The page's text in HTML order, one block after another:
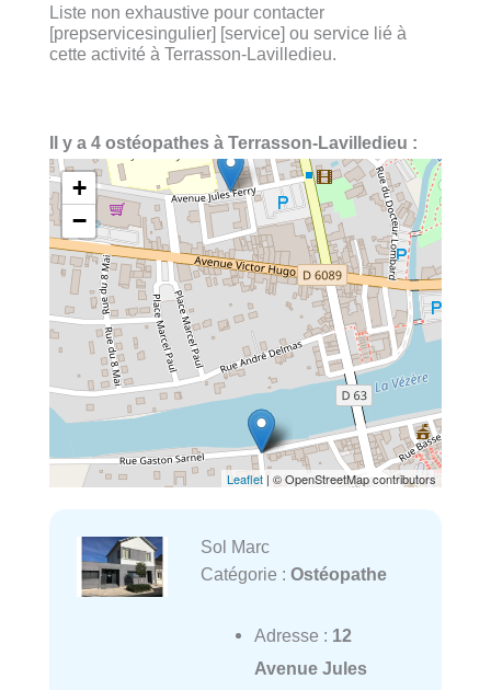
Liste non exhaustive pour contacter
[prepservicesingulier] [service] ou service lié à
cette activité à Terrasson-Lavilledieu.
Il y a 4 ostéopathes à Terrasson-Lavilledieu :
+
−
Leaflet | © OpenStreetMap contributors
Sol Marc
Catégorie : Ostéopathe
Adresse : 12
Avenue Jules